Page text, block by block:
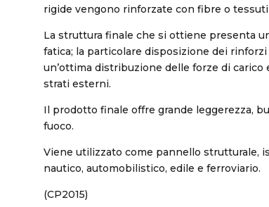
rigide vengono rinforzate con fibre o
La struttura finale che si ottiene presenta
fatica; la particolare disposizione dei
un’ottima distribuzione delle forze di
strati esterni.
Il prodotto finale offre grande leggerezza,
fuoco.
Viene utilizzato come pannello strutturale,
nautico, automobilistico, edile e ferroviario.
(CP2015)